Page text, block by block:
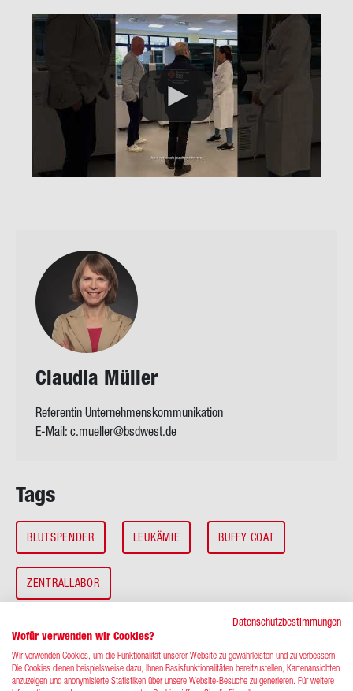
Clau­dia Mül­ler
Referentin Unternehmenskommunikation
E-Mail: c.mueller@bsdwest.de
Tags
BLUTSPENDER LEUKÄMIE BUFFY COAT
ZENTRALLABOR
Datenschutzbestimmungen
Wofür verwenden wir Cookies?
Wir verwenden Cookies, um die Funktionalität unserer Website zu gewährleisten und zu verbessern.
Die Cookies dienen beispielsweise dazu, Ihnen Basisfunktionalitäten bereitzustellen, Kartenansichten
anzuzeigen und anonymisierte Statistiken über unsere Website-Besuche zu generieren. Für weitere